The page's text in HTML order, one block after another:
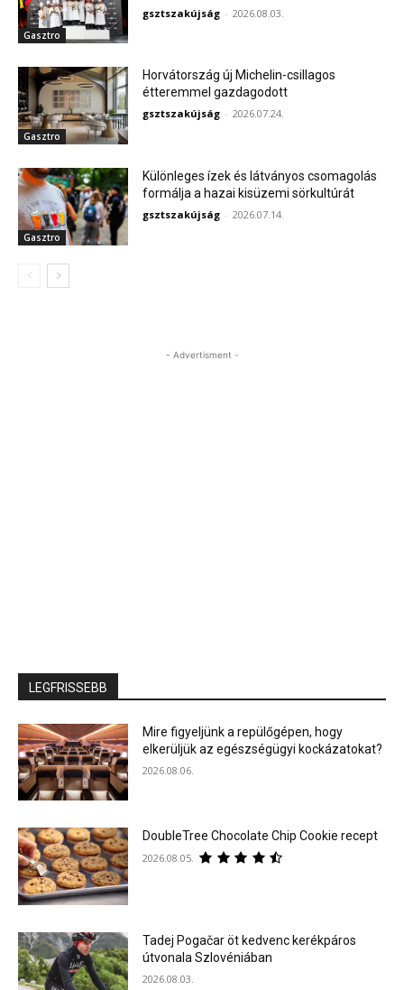
Gasztro
gsztszakújság - 2026.08.03.
Gasztro
Horvátország új Michelin-csillagos
étteremmel gazdagodott
gsztszakújság - 2026.07.24.
Gasztro
Különleges ízek és látványos csomagolás
formálja a hazai kisüzemi sörkultúrát
gsztszakújság - 2026.07.14.
- Advertisment -
LEGFRISSEBB
Mire figyeljünk a repülőgépen, hogy
elkerüljük az egészségügyi kockázatokat?
2026.08.06.
DoubleTree Chocolate Chip Cookie recept
2026.08.05.
Tadej Pogačar öt kedvenc kerékpáros
útvonala Szlovéniában
2026.08.03.